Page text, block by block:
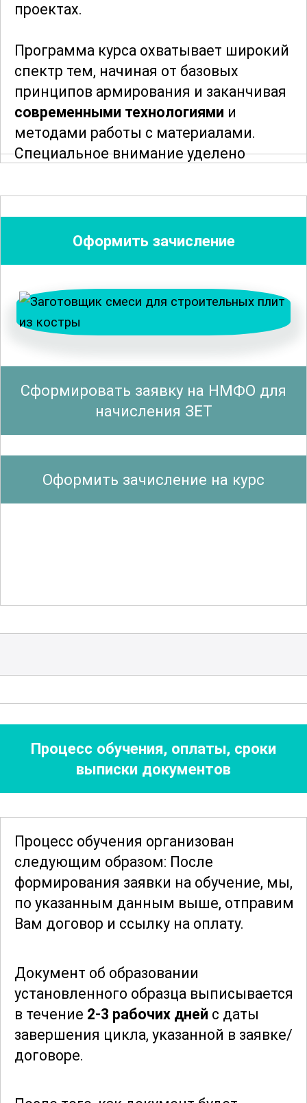
проектах.
Программа курса охватывает широкий
спектр тем, начиная от базовых
принципов армирования и заканчивая
современными технологиями и
методами работы с материалами.
Специальное внимание уделено
их функциональных характеристик и
способов применения в строительстве.
как учитывать их свойства при
проектировании и монтаже санитарно-
строительных изделий. Важной частью
требований и стандартов,
регулирующих качество выполнения
и безопасность конструкций.
методов расчета и проектирования
армированных конструкций, что
эффективностии оптимизации
тенденциями в сфере армирования, что
позволит вам оставаться в курсе
последних новшеств и применять их в
своей профессиональной
деятельности. Также рассматриваются
долговечности армированных
конструкций.
По завершении курса вы будете
обладать глубокими знаниями и
навыками, необходимыми для работы
строительных изделий. Эти знания
помогут вам успешно справляться с
задачами любой сложности и
достигать высоких результатов в своей
профессиональной деятельности.
Оформить зачисление
Сформировать заявку на НМФО для
начисления ЗЕТ
Оформить зачисление на курс
Процесс обучения, оплаты, сроки
выписки документов
Процесс обучения организован
следующим образом: После
формирования заявки на обучение, мы,
по указанным данным выше, отправим
Вам договор и ссылку на оплату.
Документ об образовании
установленного образца выписывается
в течение 2-3 рабочих дней с даты
завершения цикла, указанной в заявке/
договоре.